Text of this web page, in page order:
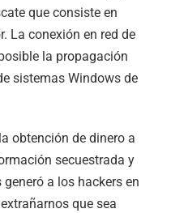
que consiste en
La conexión en red de
la propagación
sistemas Windows de
obtención de dinero a
secuestrada y
a los hackers en
que sea